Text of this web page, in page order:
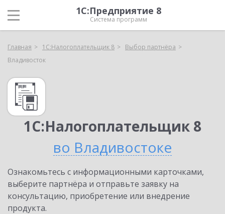
1С:Предприятие 8
Система программ
Главная 1С:Налогоплательщик 8
Выбор партнёра
Владивосток
1С:Налогоплательщик 8
во Владивостоке
Ознакомьтесь с информационными карточками,
выберите партнёра и отправьте заявку на
консультацию, приобретение или внедрение
продукта.